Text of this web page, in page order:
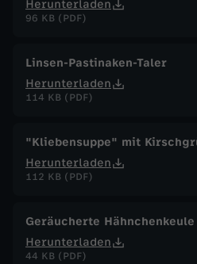
Herunterladen
96 KB (PDF)
Linsen-Pastinaken-Taler
Herunterladen
114 KB (PDF)
"Kliebensuppe" mit
Herunterladen
112 KB (PDF)
Geräucherte Hähnchenkeule
Herunterladen
44 KB (PDF)